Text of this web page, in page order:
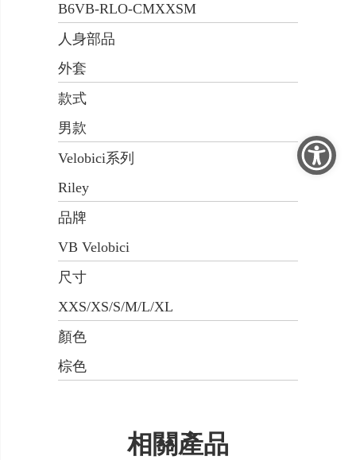
B6VB-RLO-CMXXSM
人身部品
外套
款式
男款
Velobici系列
Riley
品牌
VB Velobici
尺寸
XXS/XS/S/M/L/XL
顏色
棕色
相關產品